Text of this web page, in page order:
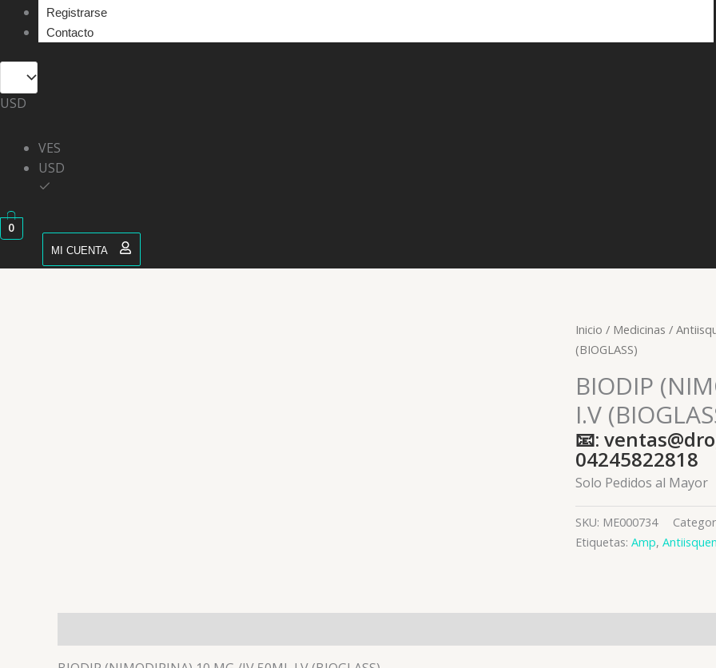
Registrarse
Contacto
USD
VES
USD
0
MI CUENTA
Inicio / Medicinas /
(BIOGLASS)
BIODIP
I.V
📧:
04245822818
Solo Pedidos al Mayor
SKU: ME000734
Etiquetas: Amp,